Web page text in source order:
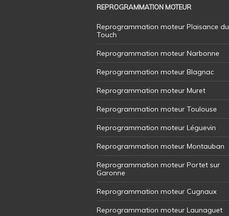
REPROGRAMMATION MOTEUR
Reprogrammation moteur Plaisance du
Touch
Reprogrammation moteur Narbonne
Reprogrammation moteur Blagnac
Reprogrammation moteur Muret
Reprogrammation moteur Toulouse
Reprogrammation moteur Léguevin
Reprogrammation moteur Montauban
Reprogrammation moteur Portet sur
Garonne
Reprogrammation moteur Cugnaux
Reprogrammation moteur Launaguet